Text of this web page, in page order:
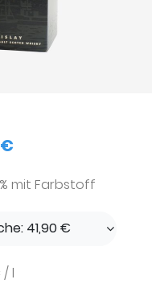
mit Farbstoff
41,90 €
l